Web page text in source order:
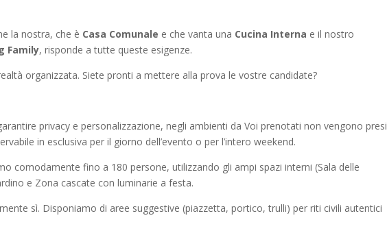
la nostra, che è Casa Comunale e che vanta una Cucina Interna e il nostro
Family, risponde a tutte queste esigenze.
organizzata. Siete pronti a mettere alla prova le vostre candidate?
privacy e personalizzazione, negli ambienti da Voi prenotati non vengono presi
in esclusiva per il giorno dell’evento o per l’intero weekend.
comodamente fino a 180 persone, utilizzando gli ampi spazi interni (Sala delle
e Zona cascate con luminarie a festa.
sì. Disponiamo di aree suggestive (piazzetta, portico, trulli) per riti civili autentici